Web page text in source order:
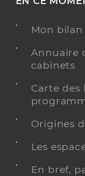
Mon
Annuaire
cabinets
Carte des
Origines
Les
En bref,